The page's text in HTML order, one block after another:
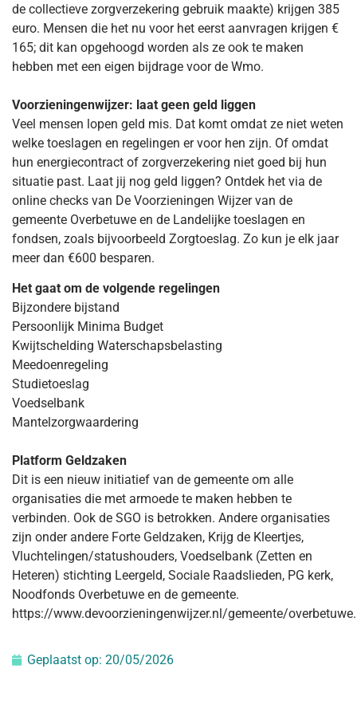
de collectieve zorgverzekering gebruik maakte) krijgen 385
euro. Mensen die het nu voor het eerst aanvragen krijgen €
165; dit kan opgehoogd worden als ze ook te maken
hebben met een eigen bijdrage voor de Wmo.
Voorzieningenwijzer: laat geen geld liggen
Veel mensen lopen geld mis. Dat komt omdat ze niet weten
welke toeslagen en regelingen er voor hen zijn. Of omdat
hun energiecontract of zorgverzekering niet goed bij hun
situatie past. Laat jij nog geld liggen? Ontdek het via de
online checks van De Voorzieningen Wijzer van de
gemeente Overbetuwe en de Landelijke toeslagen en
fondsen, zoals bijvoorbeeld Zorgtoeslag. Zo kun je elk jaar
meer dan €600 besparen.
Het gaat om de volgende regelingen
Bijzondere bijstand
Persoonlijk Minima Budget
Kwijtschelding Waterschapsbelasting
Meedoenregeling
Studietoeslag
Voedselbank
Mantelzorgwaardering
Platform Geldzaken
Dit is een nieuw initiatief van de gemeente om alle
organisaties die met armoede te maken hebben te
verbinden. Ook de SGO is betrokken. Andere organisaties
zijn onder andere Forte Geldzaken, Krijg de Kleertjes,
Vluchtelingen/statushouders, Voedselbank (Zetten en
Heteren) stichting Leergeld, Sociale Raadslieden, PG kerk,
Noodfonds Overbetuwe en de gemeente.
https://www.devoorzieningenwijzer.nl/gemeente/overbetuwe.
Geplaatst op: 20/05/2026